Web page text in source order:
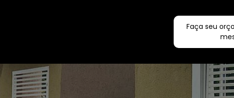
Faça seu